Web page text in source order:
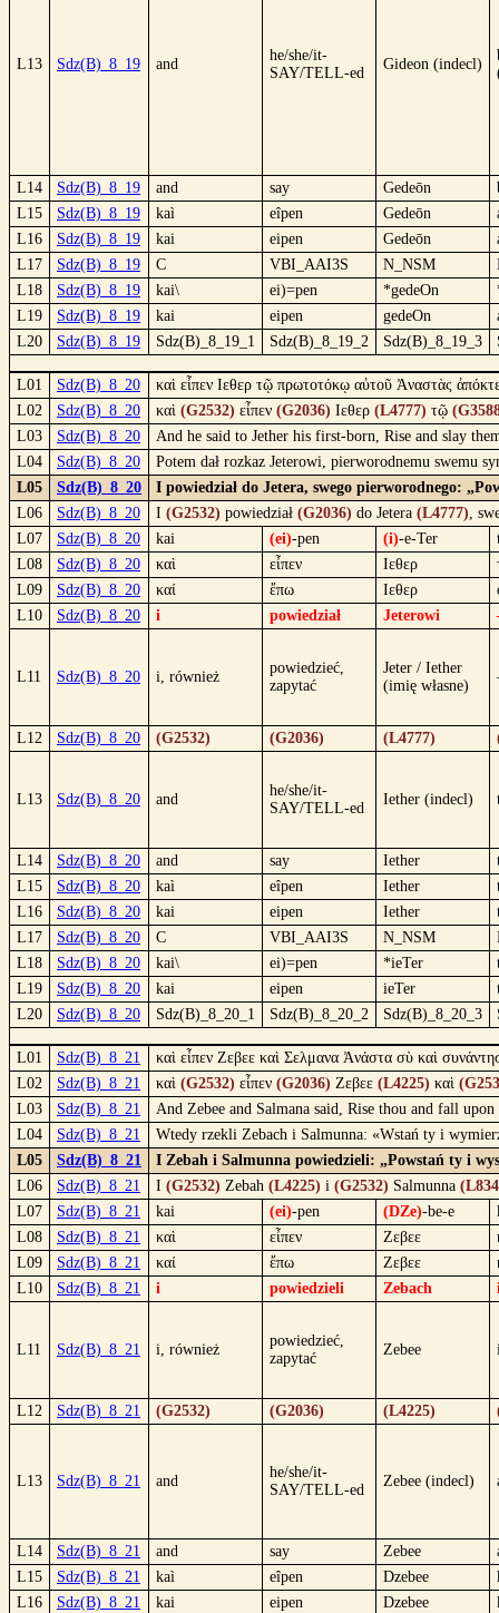
L13 Sdz(B)_8_19 and
he/she/it-
SAY/TELL-ed
Gideon (indecl)
L14 Sdz(B)_8_19 and say Gedeōn
L15
Sdz(B)_8_19 kaì eîpen Gedeōn
L16
Sdz(B)_8_19 kai eipen Gedeōn
L17
Sdz(B)_8_19 C VBI_AAI3S N_NSM
L18
Sdz(B)_8_19 kai\ ei)=pen *gedeOn
L19
Sdz(B)_8_19 kai eipen gedeOn
L20
Sdz(B)_8_19 Sdz(B)_8_19_1 Sdz(B)_8_19_2 Sdz(B)_8_19_3
L01 Sdz(B)_8_20
καὶ εἶπεν Ιεθερ τῷ πρωτοτόκῳ αὐτοῦ Ἀναστὰς
L02
Sdz(B)_8_20 καὶ (G2532) εἶπεν (G2036) Ιεθερ (L4777) τῷ
L03
Sdz(B)_8_20
And he said to Jether his first-born, Rise and slay
L04
Sdz(B)_8_20
Potem dał rozkaz Jeterowi, pierworodnemu swemu
L05
Sdz(B)_8_20
I powiedział do Jetera, swego pierworodnego:
L06
Sdz(B)_8_20 I (G2532) powiedział (G2036) do Jetera (L4777),
L07
Sdz(B)_8_20 kai (ei)-pen (i)-e-Ter
L08
Sdz(B)_8_20 καὶ εἶπεν Ιεθερ
L09
Sdz(B)_8_20 καί ἔπω Ιεθερ
L10
Sdz(B)_8_20 i powiedział Jeterowi
L11 Sdz(B)_8_20 i, również
powiedzieć,
zapytać
Jeter / Iether
(imię własne)
L12 Sdz(B)_8_20 (G2532) (G2036) (L4777)
L13 Sdz(B)_8_20 and
he/she/it-
SAY/TELL-ed
Iether (indecl)
L14 Sdz(B)_8_20 and say Iether
L15
Sdz(B)_8_20 kaì eîpen Iether
L16
Sdz(B)_8_20 kai eipen Iether
L17
Sdz(B)_8_20 C VBI_AAI3S N_NSM
L18
Sdz(B)_8_20 kai\ ei)=pen *ieTer
L19
Sdz(B)_8_20 kai eipen ieTer
L20
Sdz(B)_8_20 Sdz(B)_8_20_1 Sdz(B)_8_20_2 Sdz(B)_8_20_3
L01 Sdz(B)_8_21
καὶ εἶπεν Ζεβεε καὶ Σελμανα Ἀνάστα σὺ καὶ
L02
Sdz(B)_8_21 καὶ (G2532) εἶπεν (G2036) Ζεβεε (L4225) καὶ
L03
Sdz(B)_8_21
And Zebee and Salmana said, Rise thou and fall
L04
Sdz(B)_8_21
Wtedy rzekli Zebach i Salmunna: «Wstań ty i
L05
Sdz(B)_8_21
I Zebah i Salmunna powiedzieli: „Powstań ty i
L06
Sdz(B)_8_21 I (G2532) Zebah (L4225) i (G2532) Salmunna
L07
Sdz(B)_8_21 kai (ei)-pen (DZe)-be-e
L08
Sdz(B)_8_21 καὶ εἶπεν Ζεβεε
L09
Sdz(B)_8_21 καί ἔπω Ζεβεε
L10
Sdz(B)_8_21 i powiedzieli Zebach
L11 Sdz(B)_8_21 i, również
powiedzieć,
zapytać
Zebee
L12 Sdz(B)_8_21 (G2532) (G2036) (L4225)
L13 Sdz(B)_8_21 and
he/she/it-
SAY/TELL-ed
Zebee (indecl)
L14 Sdz(B)_8_21 and say Zebee
L15
Sdz(B)_8_21 kaì eîpen Dzebee
L16
Sdz(B)_8_21 kai eipen Dzebee